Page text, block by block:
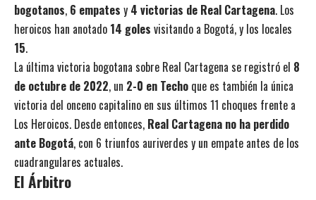
bogotanos, 6 empates y 4 victorias de Real Cartagena. Los
heroicos han anotado 14 goles visitando a Bogotá, y los locales
15.
La última victoria bogotana sobre Real Cartagena se registró el 8
de octubre de 2022, un 2-0 en Techo que es también la única
victoria del onceno capitalino en sus últimos 11 choques frente a
Los Heroicos. Desde entonces, Real Cartagena no ha perdido
ante Bogotá, con 6 triunfos auriverdes y un empate antes de los
cuadrangulares actuales.
El Árbitro